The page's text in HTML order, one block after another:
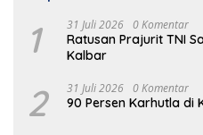
1 31 Juli 2026 0 Komentar
Ratusan Prajurit TNI
Kalbar
2 31 Juli 2026 0 Komentar
90 Persen Karhutla di